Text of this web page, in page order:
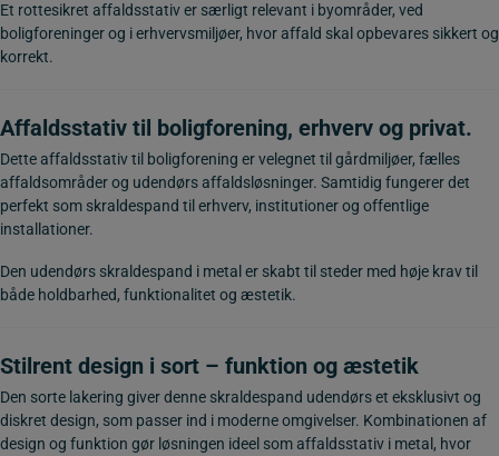
Et rottesikret affaldsstativ er særligt relevant i byområder, ved
boligforeninger og i erhvervsmiljøer, hvor affald skal opbevares sikkert og
korrekt.
Affaldsstativ til boligforening, erhverv og privat.
Dette affaldsstativ til boligforening er velegnet til gårdmiljøer, fælles
affaldsområder og udendørs affaldsløsninger. Samtidig fungerer det
perfekt som skraldespand til erhverv, institutioner og offentlige
installationer.
Den udendørs skraldespand i metal er skabt til steder med høje krav til
både holdbarhed, funktionalitet og æstetik.
Stilrent design i sort – funktion og æstetik
Den sorte lakering giver denne skraldespand udendørs et eksklusivt og
diskret design, som passer ind i moderne omgivelser. Kombinationen af
design og funktion gør løsningen ideel som affaldsstativ i metal, hvor